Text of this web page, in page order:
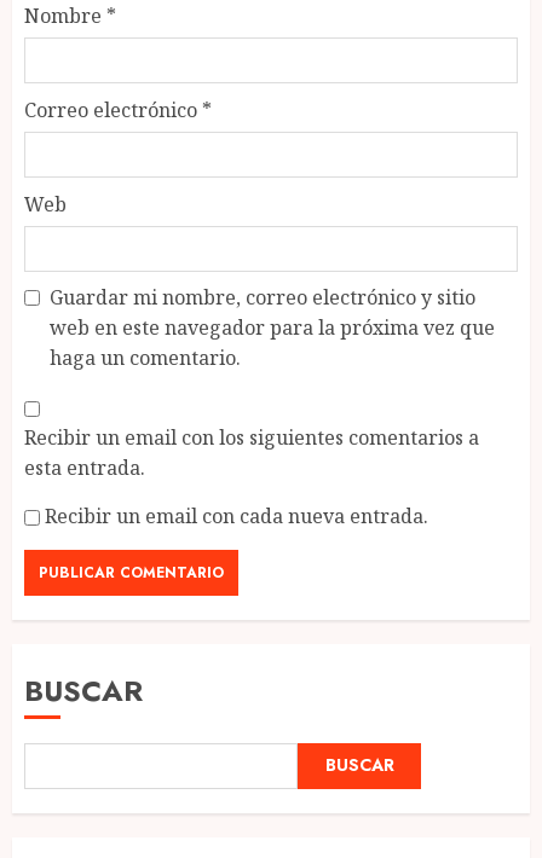
Nombre *
Correo electrónico *
Web
Guardar mi nombre, correo electrónico y sitio
web en este navegador para la próxima vez que
haga un comentario.
Recibir un email con los siguientes comentarios a
esta entrada.
Recibir un email con cada nueva entrada.
BUSCAR
BUSCAR